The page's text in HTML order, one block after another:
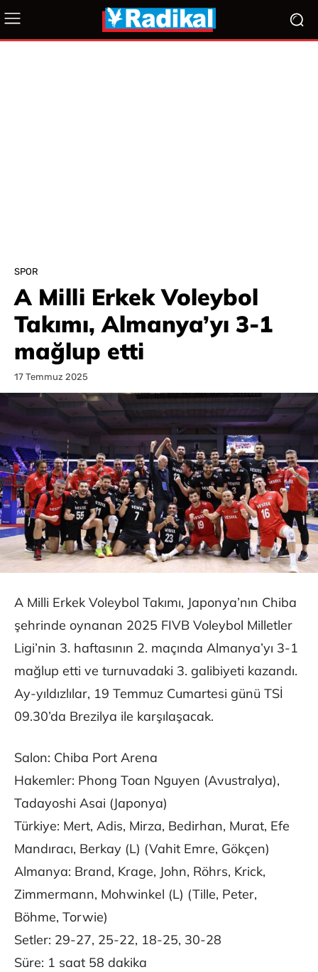
SPOR
A Milli Erkek Voleybol
Takımı, Almanya’yı 3-1
mağlup etti
17 Temmuz 2025
A Milli Erkek Voleybol Takımı, Japonya’nın Chiba
şehrinde oynanan 2025 FIVB Voleybol Milletler
Ligi’nin 3. haftasının 2. maçında Almanya’yı 3-1
mağlup etti ve turnuvadaki 3. galibiyeti kazandı.
Ay-yıldızlılar, 19 Temmuz Cumartesi günü TSİ
09.30’da Brezilya ile karşılaşacak.
Salon: Chiba Port Arena
Hakemler: Phong Toan Nguyen (Avustralya),
Tadayoshi Asai (Japonya)
Türkiye: Mert, Adis, Mirza, Bedirhan, Murat, Efe
Mandıracı, Berkay (L) (Vahit Emre, Gökçen)
Almanya: Brand, Krage, John, Röhrs, Krick,
Zimmermann, Mohwinkel (L) (Tille, Peter,
Böhme, Torwie)
Setler: 29-27, 25-22, 18-25, 30-28
Süre: 1 saat 58 dakika